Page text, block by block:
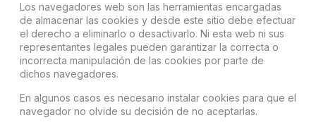
Los navegadores web son las herramientas encargadas
de almacenar las cookies y desde este sitio debe efectuar
el derecho a eliminarlo o desactivarlo. Ni esta web ni sus
representantes legales pueden garantizar la correcta o
incorrecta manipulación de las cookies por parte de
dichos navegadores.
En algunos casos es necesario instalar cookies para que el
navegador no olvide su decisión de no aceptarlas.